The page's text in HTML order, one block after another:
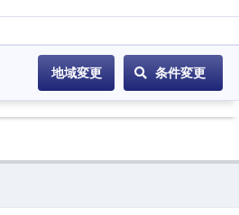
地域変更 条件変更